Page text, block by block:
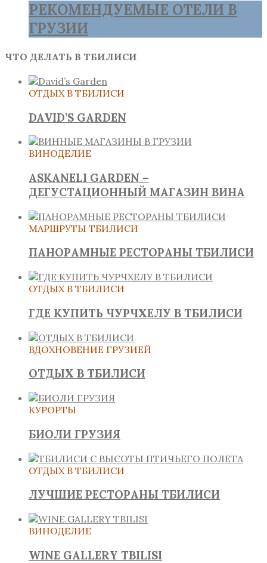
РЕКОМЕНДУЕМЫЕ ОТЕЛИ В
ГРУЗИИ
ЧТО ДЕЛАТЬ В ТБИЛИСИ
ОТДЫХ В ТБИЛИСИ
DAVID’S GARDEN
ВИНОДЕЛИЕ
ASKANELI GARDEN –
ДЕГУСТАЦИОННЫЙ МАГАЗИН ВИНА
МАРШРУТЫ ТБИЛИСИ
ПАНОРАМНЫЕ РЕСТОРАНЫ ТБИЛИСИ
ОТДЫХ В ТБИЛИСИ
ГДЕ КУПИТЬ ЧУРЧХЕЛУ В ТБИЛИСИ
ВДОХНОВЕНИЕ ГРУЗИЕЙ
ОТДЫХ В ТБИЛИСИ
КУРОРТЫ
БИОЛИ ГРУЗИЯ
ОТДЫХ В ТБИЛИСИ
ЛУЧШИЕ РЕСТОРАНЫ ТБИЛИСИ
ВИНОДЕЛИЕ
WINE GALLERY TBILISI